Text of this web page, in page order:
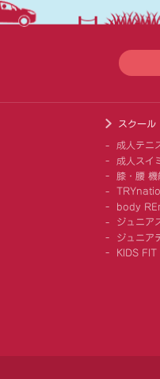
スクール
成人テニ
成人スイ
膝・腰
body
ジュニア
ジュニア
KIDS FIT